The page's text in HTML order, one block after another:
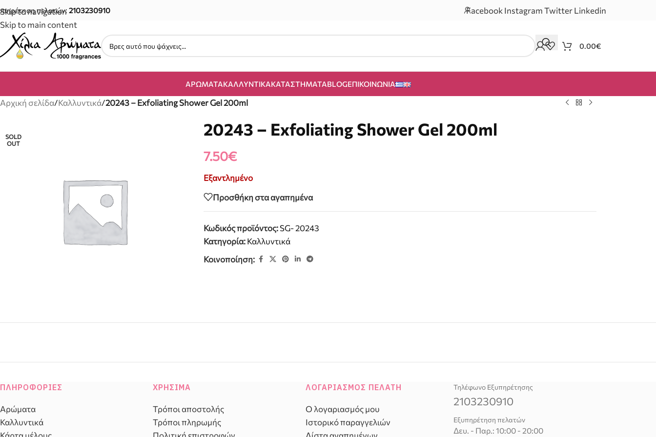
Skip to navigation
Skip to main content
πελατών: 2103230910 FacebookInstagramTwitterLinkedin
0.00€
ΑΡΏΜΑΤΑΚΑΛΛΥΝΤΙΚΆΚΑΤΑΣΤΉΜΑΤΑBLOGΕΠΙΚΟΙΝΩΝΊΑ
Αρχική σελίδα/Καλλυντικά/20243 – Exfoliating Shower Gel 200ml
SOLD
OUT
20243 – Exfoliating Shower Gel 200ml
7.50€
Εξαντλημένο
Προσθήκη στα αγαπημένα
Κωδικός προϊόντος:SG- 20243
Κατηγορία:Καλλυντικά
Κοινοποίηση:
ΠΛΗΡΟΦΟΡΊΕΣ
Αρώματα
Καλλυντικά
ΧΡΉΣΙΜΑ
Τρόποι αποστολής
Τρόποι πληρωμής
ΛΟΓΑΡΙΑΣΜΌΣ ΠΕΛΆΤΗ
Ο λογαριασμός μου
Ιστορικό παραγγελιών
Τηλέφωνο Εξυπηρέτησης
2103230910
Εξυπηρέτηση πελατών
Δευ. - Παρ.: 10:00 - 20:00